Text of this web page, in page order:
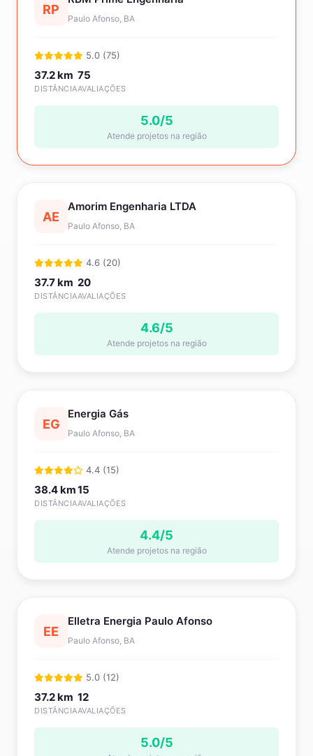
RP
Paulo Afonso, BA
5.0 (75)
37.2 km
DISTÂNCIA
75
AVALIAÇÕES
5.0/5
Atende projetos na região
AE
Amorim Engenharia LTDA
Paulo Afonso, BA
4.6 (20)
37.7 km
DISTÂNCIA
20
AVALIAÇÕES
4.6/5
Atende projetos na região
EG
Energia Gás
Paulo Afonso, BA
4.4 (15)
38.4 km
DISTÂNCIA
15
AVALIAÇÕES
4.4/5
Atende projetos na região
EE
Elletra Energia Paulo Afonso
Paulo Afonso, BA
5.0 (12)
37.2 km
DISTÂNCIA
12
AVALIAÇÕES
5.0/5